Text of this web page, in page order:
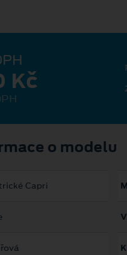
Kč
o modelu
Capri